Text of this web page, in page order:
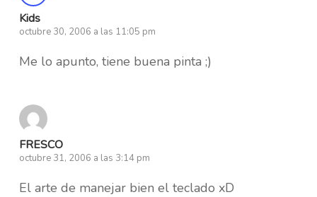
Kids
octubre 30, 2006 a las 11:05 pm
Me lo apunto, tiene buena pinta ;)
FRESCO
octubre 31, 2006 a las 3:14 pm
El arte de manejar bien el teclado xD